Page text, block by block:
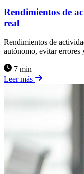
Rendimientos de
real
Rendimientos de
autónomo, evitar errores
7 min
Leer más